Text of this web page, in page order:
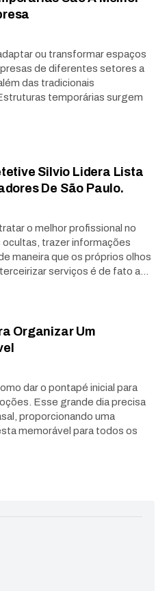
ou transformar espaços
de diferentes setores a
das tradicionais
temporárias surgem
Silvio Lidera Lista
De São Paulo.
o melhor profissional no
trazer informações
maneira que os próprios olhos
serviços é de fato a
Organizar Um
dar o pontapé inicial para
Esse grande dia precisa
proporcionando uma
memorável para todos os